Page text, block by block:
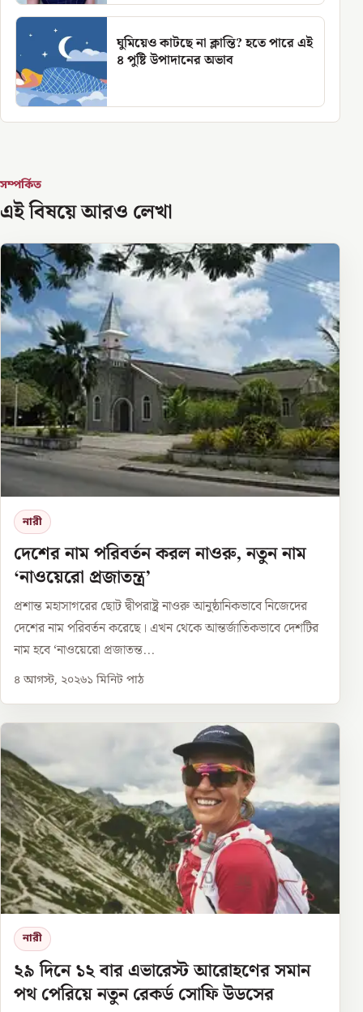
ঘুমিয়েও কাটছে না ক্লান্তি? হতে পারে এই
৪ পুষ্টি উপাদানের অভাব
সম্পর্কিত
এই বিষয়ে আরও লেখা
নারী
দেশের নাম পরিবর্তন করল নাওরু, নতুন নাম
‘নাওয়েরো প্রজাতন্ত্র’
প্রশান্ত মহাসাগরের ছোট দ্বীপরাষ্ট্র নাওরু আনুষ্ঠানিকভাবে নিজেদের
দেশের নাম পরিবর্তন করেছে। এখন থেকে আন্তর্জাতিকভাবে দেশটির
নাম হবে ‘নাওয়েরো প্রজাতন্ত...
৪ আগস্ট, ২০২৬১ মিনিট পাঠ
নারী
২৯ দিনে ১২ বার এভারেস্ট আরোহণের সমান
পথ পেরিয়ে নতুন রেকর্ড সোফি উডসের